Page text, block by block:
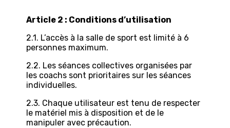
Article 2 : Conditions d’utilisation
2.1. L’accès à la salle de sport est limité à 6
personnes maximum.
2.2. Les séances collectives organisées par
les coachs sont prioritaires sur les séances
individuelles.
2.3. Chaque utilisateur est tenu de respecter
le matériel mis à disposition et de le
manipuler avec précaution.